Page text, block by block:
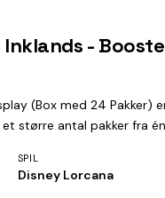
-
(Box med 24
antal pakker fra
SPIL
Disney Lorcana